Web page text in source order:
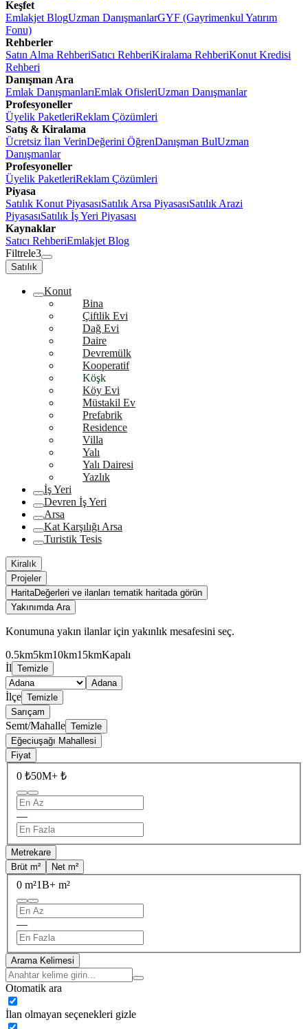
Keşfet
Emlakjet BlogUzman DanışmanlarGYF (Gayrimenkul Yatırım
Fonu)
Rehberler
Satın Alma RehberiSatıcı RehberiKiralama RehberiKonut Kredisi
Rehberi
Danışman Ara
Emlak DanışmanlarıEmlak OfisleriUzman Danışmanlar
Profesyoneller
Üyelik PaketleriReklam Çözümleri
Satış & Kiralama
Ücretsiz İlan VerinDeğerini ÖğrenDanışman BulUzman
Danışmanlar
Profesyoneller
Üyelik PaketleriReklam Çözümleri
Piyasa
Satılık Konut PiyasasıSatılık Arsa PiyasasıSatılık Arazi
PiyasasıSatılık İş Yeri Piyasası
Kaynaklar
Satıcı RehberiEmlakjet Blog
Filtrele3
Satılık
Konut
Bina
Çiftlik Evi
Dağ Evi
Daire
Devremülk
Kooperatif
Köşk
Köy Evi
Müstakil Ev
Prefabrik
Residence
Villa
Yalı
Yalı Dairesi
Yazlık
İş Yeri
Devren İş Yeri
Arsa
Kat Karşılığı Arsa
Turistik Tesis
Kiralık
Projeler
HaritaDeğerleri ve ilanları tematik haritada görün
Yakınımda Ara
Konumuna yakın ilanlar için yakınlık mesafesini seç.
0.5km5km10km15kmKapalı
İl Temizle
Adana
İlçe Temizle
Sarıçam
Semt/Mahalle Temizle
Eğeciuşağı Mahallesi
Fiyat
0 ₺50M+ ₺
—
Metrekare
Brüt m²
Net m²
0 m²1B+ m²
—
Arama Kelimesi
Otomatik ara
İlan olmayan seçenekleri gizle